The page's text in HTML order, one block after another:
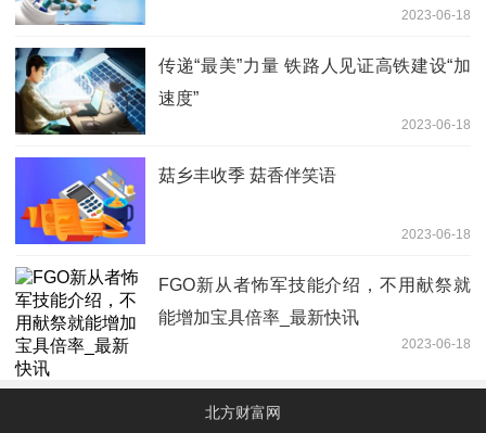
2023-06-18
传递“最美”力量 铁路人见证高铁建设“加
速度”
2023-06-18
菇乡丰收季 菇香伴笑语
2023-06-18
FGO新从者怖军技能介绍，不用献祭就
能增加宝具倍率_最新快讯
2023-06-18
北方财富网